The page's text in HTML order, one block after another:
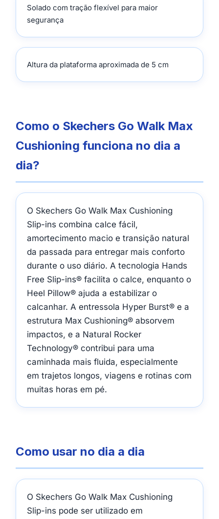
Solado com tração flexível para maior
segurança
Altura da plataforma aproximada de 5 cm
Como o Skechers Go Walk Max
Cushioning funciona no dia a
dia?
O Skechers Go Walk Max Cushioning
Slip-ins combina calce fácil,
amortecimento macio e transição natural
da passada para entregar mais conforto
durante o uso diário. A tecnologia Hands
Free Slip-ins® facilita o calce, enquanto o
Heel Pillow® ajuda a estabilizar o
calcanhar. A entressola Hyper Burst® e a
estrutura Max Cushioning® absorvem
impactos, e a Natural Rocker
Technology® contribui para uma
caminhada mais fluida, especialmente
em trajetos longos, viagens e rotinas com
muitas horas em pé.
Como usar no dia a dia
O Skechers Go Walk Max Cushioning
Slip-ins pode ser utilizado em